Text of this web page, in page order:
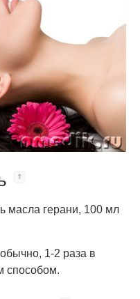
масла герани, 100 мл
1-2 раза в
способом.